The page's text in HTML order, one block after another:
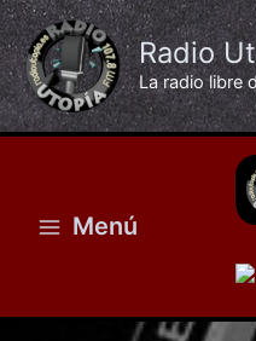
Ir
al
contenido
Radio
La radio libre
Menú